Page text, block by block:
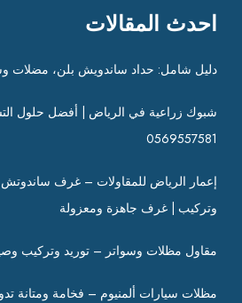
احدث المقالات
دليل شامل: حداد ساندويش بلن، مضلات وسواتر
شبوك زراعية في الرياض | أفضل حلول
0569557581
إعمار الرياض للمقاولات – غرف ساندوتش
وتركيب | غرف جاهزة ومعزولة
مقاول مظلات وسواتر – توريد وتركيب
مظلات سيارات ألمنيوم – فخامة ومتانة